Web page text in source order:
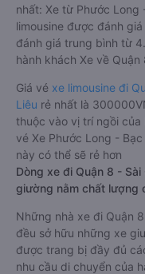
nhất: Xe từ Phước Long
limousine được đánh
đánh giá trung bình từ
hành khách Xe về
Giá vé xe limousine đi
Liêu rẻ nhất là
thuộc vào vị trí ngồi
vé Xe Phước Long -
này có thể sẽ rẻ hơn
Dòng xe đi Quận 8 -
giường nằm chất lượng
Những nhà xe đi Quận
đều sở hữu những xe
được trang bị đầy đủ
nhu cầu di chuyển của